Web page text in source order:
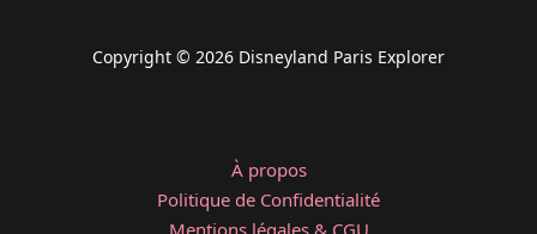
Copyright © 2026 Disneyland Paris Explorer
À propos
Politique de Confidentialité
Mentions légales & CGU